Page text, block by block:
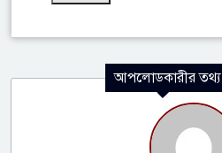
আপলোডকারীর তথ্য